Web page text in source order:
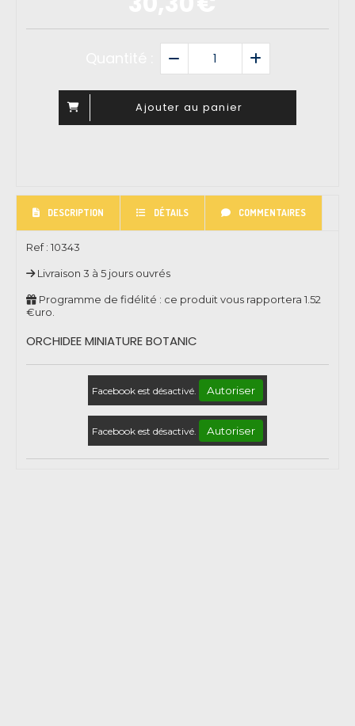
Ajouter au panier
DESCRIPTION DÉTAILS COMMENTAIRES
Ref : 10343
Livraison 3 à 5 jours ouvrés
Programme de fidélité : ce produit vous rapportera 1.52
€uro.
ORCHIDEE MINIATURE BOTANIC
Facebook est désactivé. Autoriser
Facebook est désactivé. Autoriser